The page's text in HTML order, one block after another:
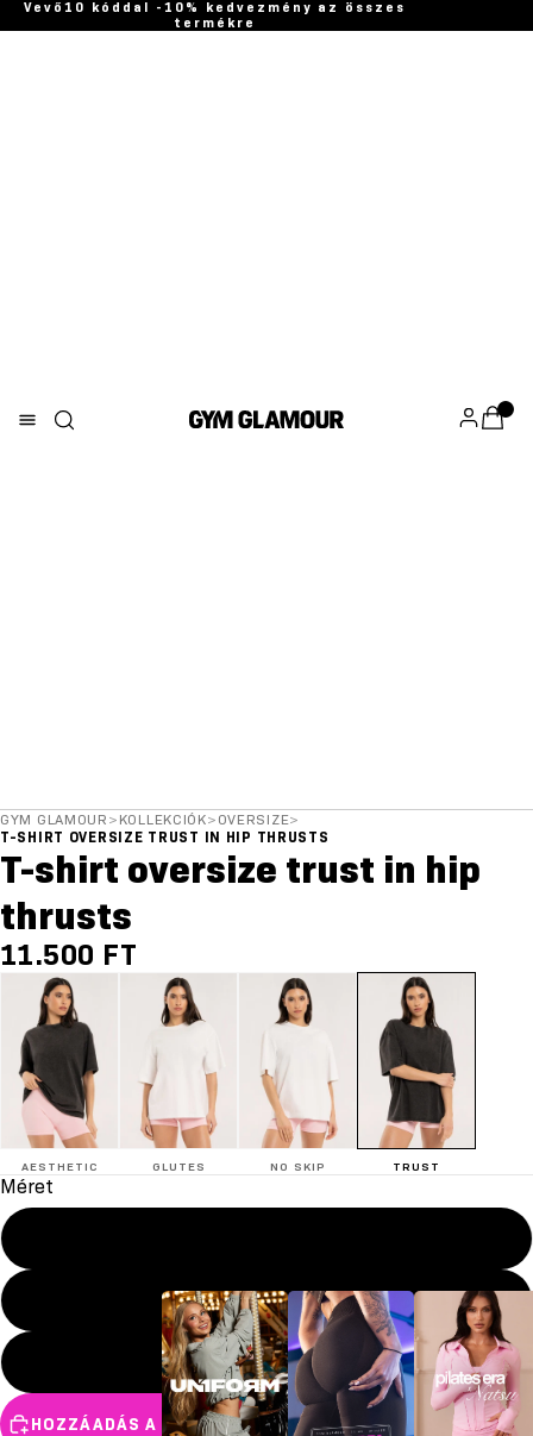
Vevő10 kóddal -10% kedvezmény az összes
termékre
GYM GLAMOUR > KOLLEKCIÓK> OVERSIZE>
T-SHIRT OVERSIZE TRUST IN HIP THRUSTS
T-shirt oversize trust in hip
thrusts
11.500 FT
AESTHETIC GLUTES NO SKIP TRUST
Méret
S/M
L/XL
HOZZÁADÁS A KOSÁRHOZ